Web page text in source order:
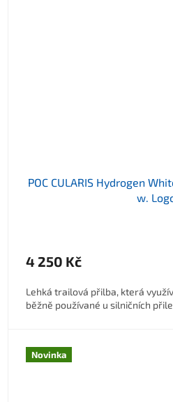
POC CULARIS Hydrogen
w.
4 250 Kč
Lehká trailová přilba, která
běžně používané u silničních
Novinka